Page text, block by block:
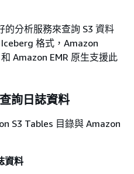
的分析服務來查詢 S3 資料
格式，Amazon
Amazon EMR 原生支援此
詢日誌資料
S3 Tables 目錄與 Amazon
資料